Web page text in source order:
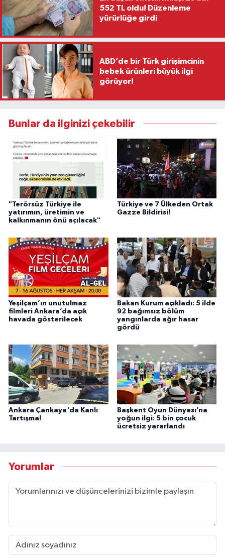
552 TL oldu! Düzenleme
yürürlüğe girdi
ABD’de bir Türk girişimcinin
bebek ürünleri büyük ilgi
görüyor!
Bunlar da ilginizi çekebilir
"Terörsüz Türkiye ile
yatırımın, üretimin ve
kalkınmanın önü açılacak"
Türkiye ve 7 Ülkeden Ortak
Gazze Bildirisi!
Yeşilçam’ın unutulmaz
filmleri Ankara’da açık
havada gösterilecek
Bakan Kurum açıkladı: 5 ilde
92 bağımsız bölüm
yangınlarda ağır hasar
gördü
Ankara Çankaya'da Kanlı
Tartışma!
Başkent Oyun Dünyası’na
yoğun ilgi: 5 bin çocuk
ücretsiz yararlandı
Yorumlar